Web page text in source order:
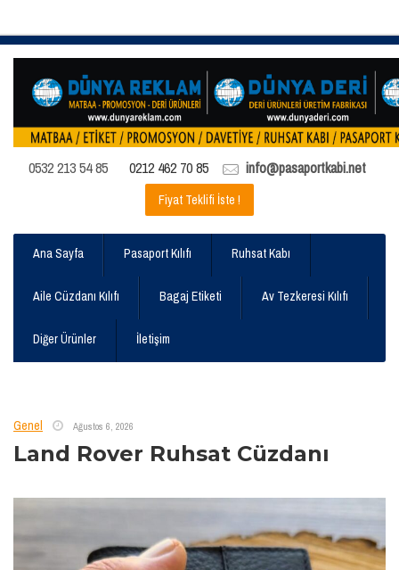
0532 213 54 85 0212 462 70 85 info@pasaportkabi.net
Fiyat Teklifi İste !
Ana Sayfa Pasaport Kılıfı Ruhsat Kabı
Aile Cüzdanı Kılıfı Bagaj Etiketi Av Tezkeresi Kılıfı
Diğer Ürünler İletişim
Genel Ağustos 6, 2026
Land Rover Ruhsat Cüzdanı